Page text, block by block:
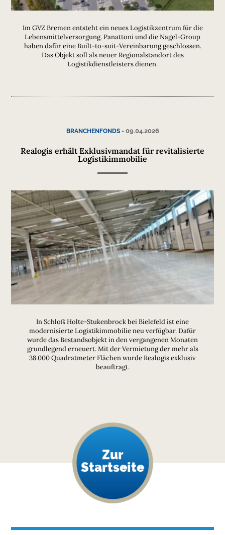
Im GVZ Bremen entsteht ein neues Logistikzentrum für die
Lebensmittelversorgung. Panattoni und die Nagel-Group
haben dafür eine Built-to-suit-Vereinbarung geschlossen.
Das Objekt soll als neuer Regionalstandort des
Logistikdienstleisters dienen.
BRANCHENFONDS- 09.04.2026
Realogis erhält Exklusivmandat für revitalisierte
Logistikimmobilie
In Schloß Holte-Stukenbrock bei Bielefeld ist eine
modernisierte Logistikimmobilie neu verfügbar. Dafür
wurde das Bestandsobjekt in den vergangenen Monaten
grundlegend erneuert. Mit der Vermietung der mehr als
38.000 Quadratmeter Flächen wurde Realogis exklusiv
beauftragt.
Zur
Startseite